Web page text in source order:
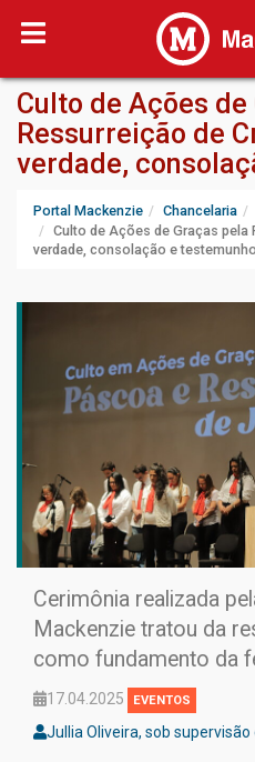
Culto de Ações
Ressurreição de
verdade,
Portal Mackenzie Chancelaria
Culto de Ações de Graças
verdade, consolação e testemunho
Cerimônia realizada
Mackenzie tratou da
como fundamento da
17.04.2025 EVENTOS
Jullia Oliveira, sob